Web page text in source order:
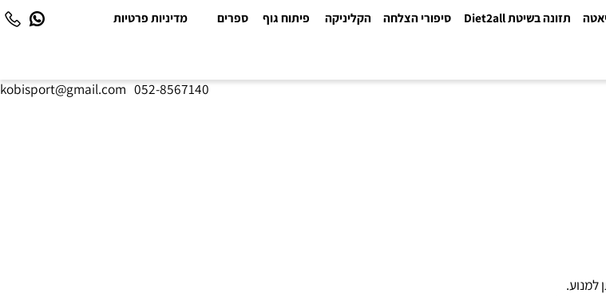
תזונה בשיטת Diet2all סיפורי הצלחה הקליניקה פיתוח גוף ספרים מדיניות פרטיות
kobisport@gmail.com |052-8567140